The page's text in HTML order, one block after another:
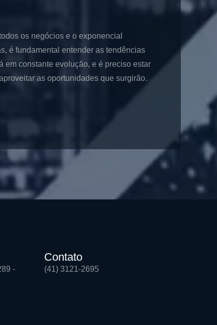
os negócios e o exponencial
é fundamental entender as tendências
em constante evolução, e é preciso estar
as oportunidades que surgirão.
-
Contato
(41) 3121-2695